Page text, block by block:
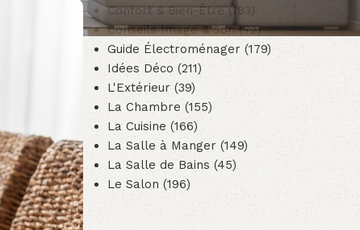
Confort & Bien-Être(183)
Conseils Image & Son(72)
Guide Électroménager (179)
Idées Déco (211)
L'Extérieur(39)
La Chambre (155)
La Cuisine (166)
La Salle à Manger (149)
La Salle de Bains (45)
Le Salon (196)